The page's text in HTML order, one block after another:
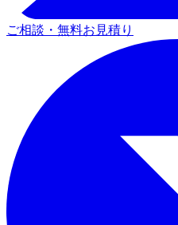
ご相談・無料お見積り